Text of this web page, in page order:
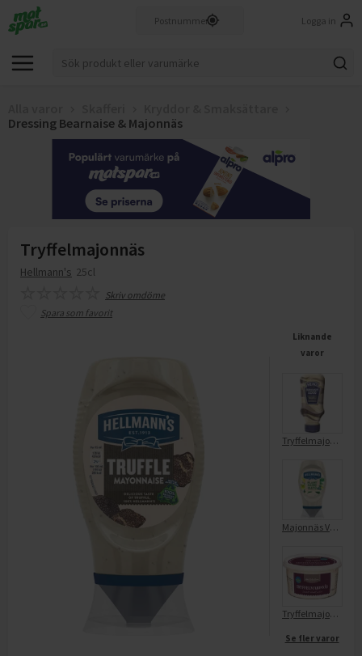
Logga in
Dressing Bearnaise & Majonnäs
Tryffelmajonnäs
Hellmann's 25cl
Skriv omdöme
Spara som favorit
Liknande
varor
Tryffelmajonnäs
Majonnäs Vegansk Hellmanns
Tryffelmajonnäs Sel
Se fler varor